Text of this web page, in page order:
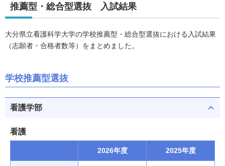
推薦型・総合型選抜 入試結果
大分県立看護科学大学の学校推薦型・総合型選抜における入試結果
（志願者・合格者数等）をまとめました。
学校推薦型選抜
看護学部
看護
2026年度 2025年度